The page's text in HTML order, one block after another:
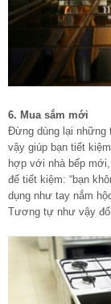
6. Mua sắm mới
Đừng dùng lại những
vậy giúp bạn tiết
hợp với nhà bếp
để tiết kiệm: “bạn
dụng như tay nắm
Tương tự như vậy